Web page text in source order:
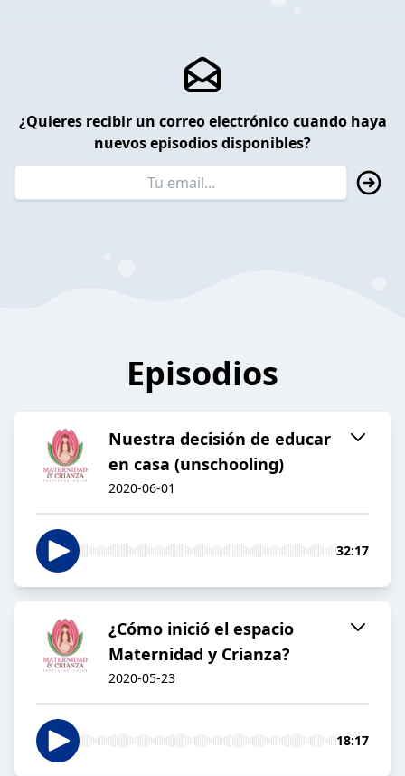
¿Quieres recibir un correo electrónico cuando haya
nuevos episodios disponibles?
Episodios
Nuestra decisión de educar
en casa (unschooling)
2020-06-01
32:17
¿Cómo inició el espacio
Maternidad y Crianza?
2020-05-23
18:17